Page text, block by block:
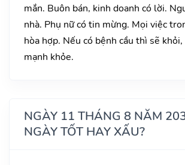
mắn. Buôn bán, kinh doanh có lời.
nhà. Phụ nữ có tin mừng. Mọi việc
hòa hợp. Nếu có bệnh cầu thì sẽ
mạnh khỏe.
NGÀY 11 THÁNG 8 NĂM
NGÀY TỐT HAY XẤU?